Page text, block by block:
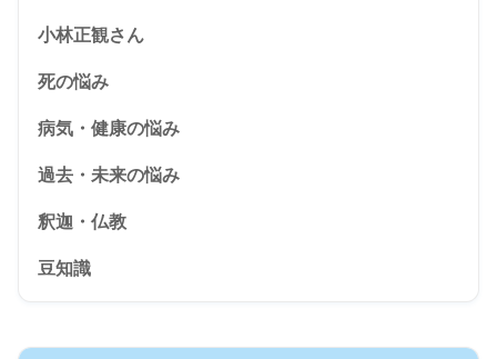
小林正観さん
死の悩み
病気・健康の悩み
過去・未来の悩み
釈迦・仏教
豆知識